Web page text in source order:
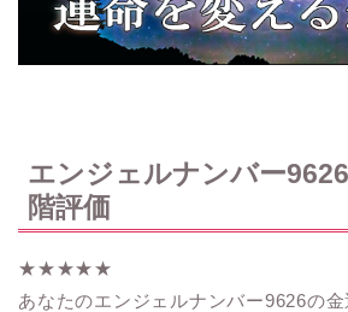
エンジェルナンバー
階評価
★★★★★
あなたのエンジェルナンバー9626の